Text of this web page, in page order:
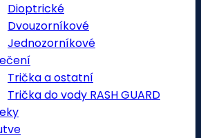
Dioptrické
Dvouzorníkové
Jednozorníkové
Trička a ostatní
Trička do vody RASH GUARD